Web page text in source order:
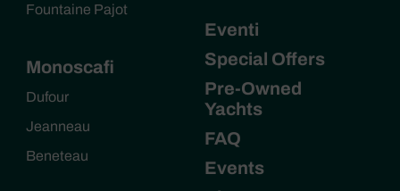
Fountaine Pajot
Monoscafi
Dufour
Jeanneau
Beneteau
Eventi
Special Offers
Pre-Owned
Yachts
FAQ
Events